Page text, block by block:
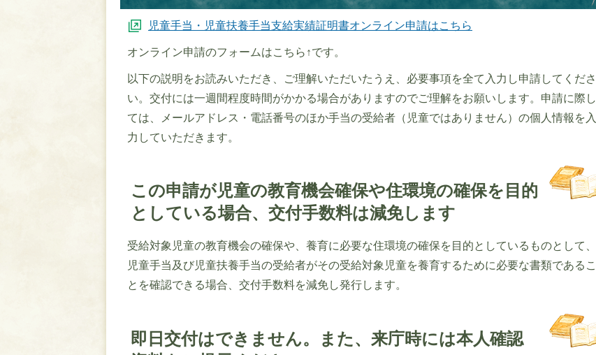
児童手当・児童扶養手当支給実績証明書オンライン申請はこちら
オンライン申請のフォームはこちら↑です。
以下の説明をお読みいただき、ご理解いただいたうえ、必要事項を全て入力し申請してくださ
い。交付には一週間程度時間がかかる場合がありますのでご理解をお願いします。申請に際し
ては、メールアドレス・電話番号のほか手当の受給者（児童ではありません）の個人情報を入
力していただきます。
この申請が児童の教育機会確保や住環境の確保を目的
としている場合、交付手数料は減免します
受給対象児童の教育機会の確保や、養育に必要な住環境の確保を目的としているものとして、
児童手当及び児童扶養手当の受給者がその受給対象児童を養育するために必要な書類であるこ
とを確認できる場合、交付手数料を減免し発行します。
即日交付はできません。また、来庁時には本人確認